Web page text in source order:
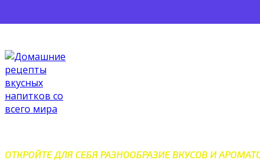
Перейти
к
контенту
ОТКРОЙТЕ ДЛЯ СЕБЯ РАЗНООБРАЗИЕ ВКУСОВ И